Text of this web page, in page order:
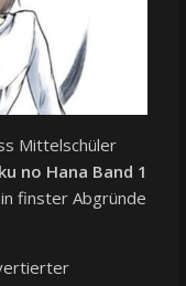
Mittelschüler
no Hana Band 1
finster Abgründe